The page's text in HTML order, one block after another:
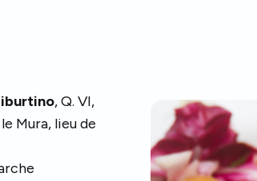
, Q. VI,
Mura, lieu de